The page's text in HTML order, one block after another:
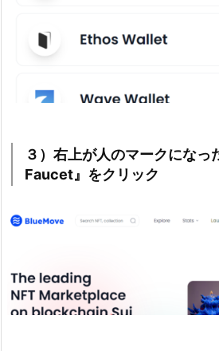
３）右上が人のマークになっ
Faucet』をクリック